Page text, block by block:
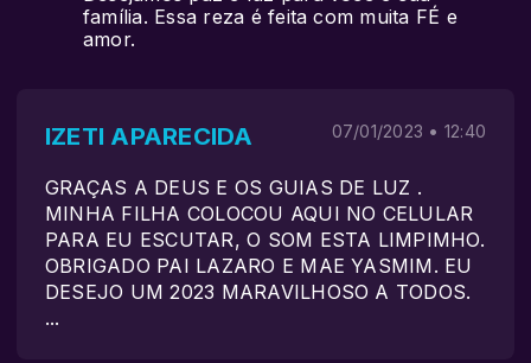
família. Essa reza é feita com muita FÉ e
amor.
IZETI APARECIDA 07/01/2023 • 12:40
GRAÇAS A DEUS E OS GUIAS DE LUZ .
MINHA FILHA COLOCOU AQUI NO CELULAR
PARA EU ESCUTAR, O SOM ESTA LIMPIMHO.
OBRIGADO PAI LAZARO E MAE YASMIM. EU
DESEJO UM 2023 MARAVILHOSO A TODOS.
...